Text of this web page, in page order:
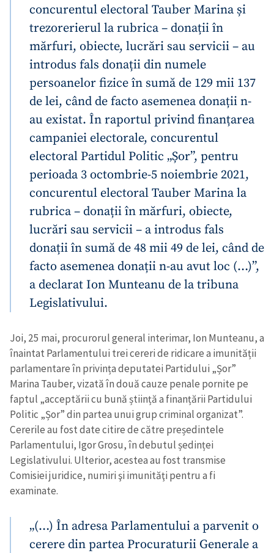
concurentul electoral Tauber Marina și
trezorerierul la rubrica – donații în
mărfuri, obiecte, lucrări sau servicii – au
introdus fals donații din numele
persoanelor fizice în sumă de 129 mii 137
de lei, când de facto asemenea donații n-
au existat. În raportul privind finanțarea
campaniei electorale, concurentul
electoral Partidul Politic „Șor”, pentru
perioada 3 octombrie-5 noiembrie 2021,
concurentul electoral Tauber Marina la
rubrica – donații în mărfuri, obiecte,
lucrări sau servicii – a introdus fals
donații în sumă de 48 mii 49 de lei, când de
facto asemenea donații n-au avut loc (…)”,
a declarat Ion Munteanu de la tribuna
Legislativului.
Joi, 25 mai, procurorul general interimar, Ion Munteanu, a
înaintat Parlamentului trei cereri de ridicare a imunității
parlamentare în privința deputatei Partidului „Șor”
Marina Tauber, vizată în două cauze penale pornite pe
faptul „acceptării cu bună știință a finanțării Partidului
Politic „Șor” din partea unui grup criminal organizat”.
Cererile au fost date citire de către președintele
Parlamentului, Igor Grosu, în debutul ședinței
Legislativului. Ulterior, acestea au fost transmise
Comisiei juridice, numiri şi imunităţi pentru a fi
examinate.
„(…) În adresa Parlamentului a parvenit o
cerere din partea Procuraturii Generale a